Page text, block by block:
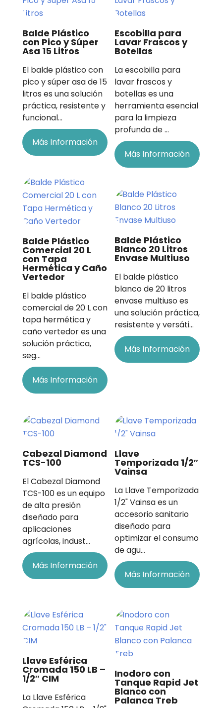
Balde Plástico
con Pico y Súper
Asa 15 Litros
El balde plástico con
pico y súper asa de 15
litros es una solución
práctica, resistente y
funcional…
Más Información
Escobilla para
Lavar Frascos y
Botellas
La escobilla para
lavar frascos y
botellas es una
herramienta esencial
para la limpieza
profunda de …
Más Información
Balde Plástico
Comercial 20 L
con Tapa
Hermética y Caño
Vertedor
El balde plástico
comercial de 20 L con
tapa hermética y
caño vertedor es una
solución práctica,
seg…
Más Información
Balde Plástico
Blanco 20 Litros
Envase Multiuso
El balde plástico
blanco de 20 litros
envase multiuso es
una solución práctica,
resistente y versáti…
Más Información
Cabezal Diamond
TCS-100
El Cabezal Diamond
TCS-100 es un equipo
de alta presión
diseñado para
aplicaciones
agrícolas, indust…
Más Información
Llave
Temporizada 1/2″
Vainsa
La Llave Temporizada
1/2" Vainsa es un
accesorio sanitario
diseñado para
optimizar el consumo
de agu…
Más Información
Llave Esférica
Cromada 150 LB –
1/2″ CIM
La Llave Esférica
Inodoro con
Tanque Rapid Jet
Blanco con
Palanca Treb